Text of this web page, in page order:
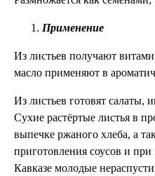
Применение
Из листьев получают
масло применяют в
Из листьев готовят салаты,
Сухие растёртые листья в
выпечке ржаного хлеба, а
приготовления соусов и
Кавказе молодые